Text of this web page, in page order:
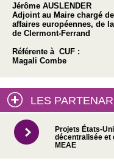
Jérôme AUSLENDER
Adjoint au Maire chargé
affaires européennes, de
de Clermont-Ferrand
Référente à CUF :
Magali Combe
LES
Projets États-
décentralisée et
MEAE